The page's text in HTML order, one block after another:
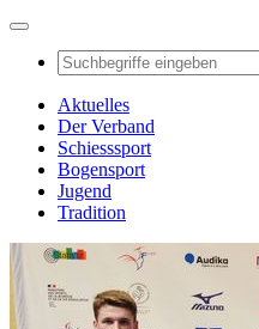
Aktuelles
Der Verband
Schiesssport
Bogensport
Jugend
Tradition